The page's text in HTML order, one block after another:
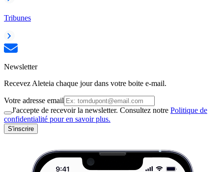
Tribunes
Newsletter
Recevez Aleteia chaque jour dans votre boite e-mail.
Votre adresse email
J'accepte de recevoir la newsletter. Consultez notre Politique de
confidentialité pour en savoir plus.
S'inscrire